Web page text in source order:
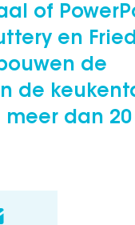
of
en
de
de
meer dan 20